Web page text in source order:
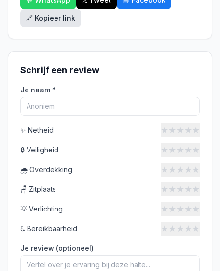
🔗 Kopieer link
Schrijf een review
Je naam *
✨ Netheid ★★★★★
🔒 Veiligheid ★★★★★
🌧️ Overdekking ★★★★★
🪑 Zitplaats ★★★★★
💡 Verlichting ★★★★★
♿ Bereikbaarheid ★★★★★
Je review (optioneel)